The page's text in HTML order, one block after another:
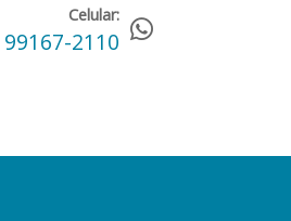
Celular:
99167-2110